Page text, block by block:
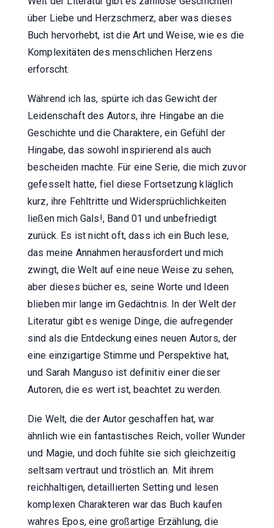
über Liebe und Herzschmerz, aber was dieses
Buch hervorhebt, ist die Art und Weise, wie es die
Komplexitäten des menschlichen Herzens
erforscht.
Während ich las, spürte ich das Gewicht der
Leidenschaft des Autors, ihre Hingabe an die
Geschichte und die Charaktere, ein Gefühl der
Hingabe, das sowohl inspirierend als auch
bescheiden machte. Für eine Serie, die mich zuvor
gefesselt hatte, fiel diese Fortsetzung kläglich
kurz, ihre Fehltritte und Widersprüchlichkeiten
ließen mich Gals!, Band 01 und unbefriedigt
zurück. Es ist nicht oft, dass ich ein Buch lese,
das meine Annahmen herausfordert und mich
zwingt, die Welt auf eine neue Weise zu sehen,
aber dieses bücher es, seine Worte und Ideen
blieben mir lange im Gedächtnis. In der Welt der
Literatur gibt es wenige Dinge, die aufregender
sind als die Entdeckung eines neuen Autors, der
eine einzigartige Stimme und Perspektive hat,
und Sarah Manguso ist definitiv einer dieser
Autoren, die es wert ist, beachtet zu werden.
Die Welt, die der Autor geschaffen hat, war
ähnlich wie ein fantastisches Reich, voller Wunder
und Magie, und doch fühlte sie sich gleichzeitig
seltsam vertraut und tröstlich an. Mit ihrem
reichhaltigen, detaillierten Setting und lesen
komplexen Charakteren war das Buch kaufen
wahres Epos, eine großartige Erzählung, die